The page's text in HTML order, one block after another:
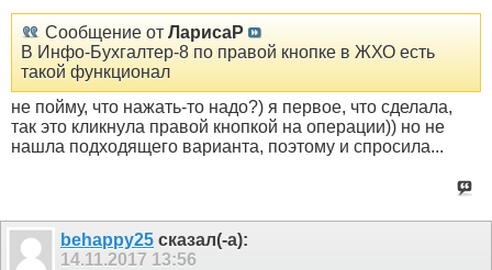
Сообщение от ЛарисаР
В Инфо-Бухгалтер-8 по правой кнопке в ЖХО есть
такой функционал
не пойму, что нажать-то надо?) я первое, что сделала,
так это кликнула правой кнопкой на операции)) но не
нашла подходящего варианта, поэтому и спросила...
behappy25 сказал(-а):
14.11.2017 13:56